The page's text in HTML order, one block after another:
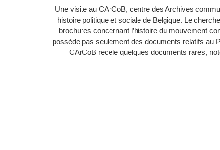
Une visite au CArCoB, centre des Archives
histoire politique et sociale de Belgique. Le
brochures concernant l’histoire du mouvement
possède pas seulement des documents relatifs au
CArCoB recèle quelques documents rares,